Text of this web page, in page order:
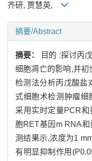
齐研, 贾慧英,
摘要/Abstract
摘要：
目的 :探讨丙
细胞凋亡的影响,并
检测法分析丙戊酸盐
式细胞术检测肿瘤细
采用实时定量PCR
胞RET基因m RNA
测结果示,浓度为1
有明显抑制作用